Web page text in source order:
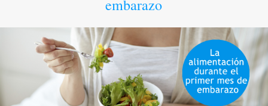
embarazo